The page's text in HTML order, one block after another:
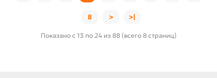
8 > >|
Показано с 13 по 24 из 88 (всего 8 страниц)